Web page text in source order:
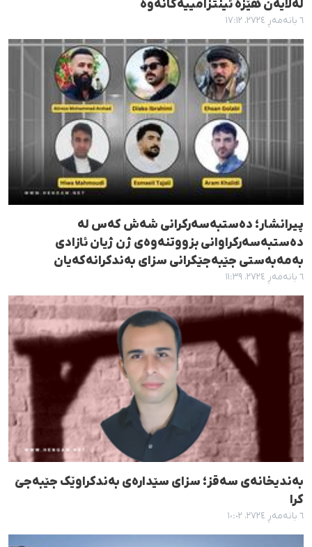
لەلایەن هێزە ئینتزامییەکانەوە
٦ بانەمەڕ ٢٧٢٤، ١٧:١٢
پیرانشار؛ دەستبەسەرکرانی شەش کەس لە
دەستبەسەرکراوانی بزووتنەوەی ژن ژیان ئازادی
بەمەبەستی جێبەجێکرانی سزای بەندکرانەکەیان
٦ بانەمەڕ ٢٧٢٤، ١١:٣٩
بەندیخانەی سەقز؛ سزای سێدارەی بەندکراوێک جێبەجێ
کرا
٦ بانەمەڕ ٢٧٢٤، ١٠:٠٢